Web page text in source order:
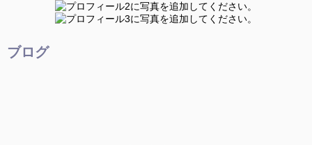
ブログ